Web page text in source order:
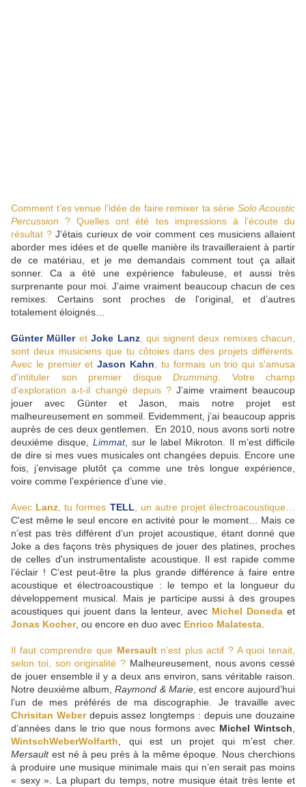
Comment t’es venue l’idée de faire remixer ta série Solo Acoustic
Percussion ? Quelles ont été tes impressions à l’écoute du
résultat ? J’étais curieux de voir comment ces musiciens allaient
aborder mes idées et de quelle manière ils travailleraient à partir
de ce matériau, et je me demandais comment tout ça allait
sonner. Ca a été une expérience fabuleuse, et aussi très
surprenante pour moi. J’aime vraiment beaucoup chacun de ces
remixes. Certains sont proches de l'original, et d’autres
totalement éloignés…
Günter MülleretJoke Lanz, qui signent deux remixes chacun,
sont deux musiciens que tu côtoies dans des projets différents.
Avec le premier etJason Kahn , tu formais un trio qui s'amusa
d'intituler son premier disque Drumming . Votre champ
d'exploration a-t-il changé depuis ? J’aime vraiment beaucoup
jouer avec Günter et Jason, mais notre projet est
malheureusement en sommeil. Evidemment, j’ai beaucoup appris
auprès de ces deux gentlemen. En 2010, nous avons sorti notre
deuxième disque, Limmat, sur le label Mikroton. Il m’est difficile
de dire si mes vues musicales ont changées depuis. Encore une
fois, j’envisage plutôt ça comme une très longue expérience,
voire comme l’expérience d’une vie.
Avec Lanz , tu formes TELL , un autre projet électroacoustique…
C'est même le seul encore en activité pour le moment… Mais ce
n’est pas très différent d’un projet acoustique, étant donné que
Joke a des façons très physiques de jouer des platines, proches
de celles d'un instrumentaliste acoustique. Il est rapide comme
l’éclair ! C’est peut-être la plus grande différence à faire entre
acoustique et électroacoustique : le tempo et la longueur du
développement musical. Mais je participe aussi à des groupes
acoustiques qui jouent dans la lenteur, avec Michel Doneda et
Jonas Kocher, ou encore en duo avec Enrico Malatesta
Il faut comprendre que Mersaultn’est plus actif ? A quoi tenait,
selon toi, son originalité ? Malheureusement, nous avons cessé
de jouer ensemble il y a deux ans environ, sans véritable raison.
Notre deuxième album,Raymond & Marie, est encore aujourd’hui
l’un de mes préférés de ma discographie. Je travaille avec
Chrisitan Weberdepuis assez longtemps : depuis une douzaine
d’années dans le trio que nous formons avec Michel Wintsch
WintschWeberWolfarth , qui est un projet qui m’est cher.
Mersaultest né à peu près à la même époque. Nous cherchions
à produire une musique minimale mais qui n’en serait pas moins
« sexy ». La plupart du temps, notre musique était très lente et